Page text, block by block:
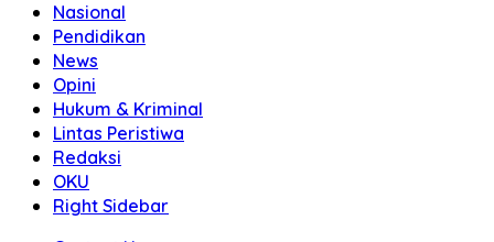
Nasional
Pendidikan
News
Opini
Hukum & Kriminal
Lintas Peristiwa
Redaksi
OKU
Right Sidebar